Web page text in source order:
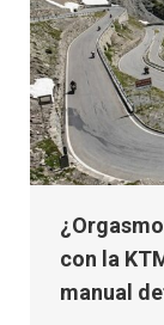
con la
manual